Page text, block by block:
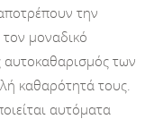
την
μοναδικό
αυτοκαθαρισμός των
καθαρότητά τους.
αυτόματα